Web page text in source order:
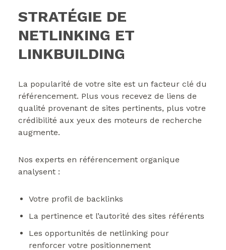
STRATÉGIE DE
NETLINKING ET
LINKBUILDING
La popularité de votre site est un facteur clé du
référencement. Plus vous recevez de liens de
qualité provenant de sites pertinents, plus votre
crédibilité aux yeux des moteurs de recherche
augmente.
Nos experts en référencement organique
analysent :
Votre profil de backlinks
La pertinence et l’autorité des sites référents
Les opportunités de netlinking pour
renforcer votre positionnement